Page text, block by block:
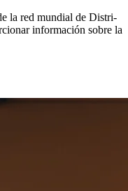
la red mundial de Distri-
información sobre la